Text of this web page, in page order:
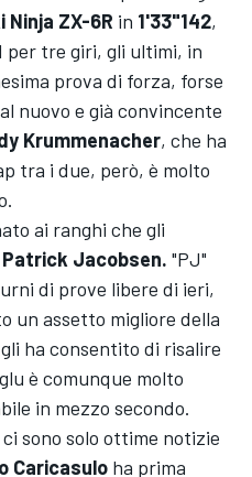
Ninja ZX-6R in 1'33"142,
tre giri, gli ultimi, in
prova di forza, forse
nuovo e già convincente
Krummenacher, che ha
tra i due, però, è molto
ai ranghi che gli
Patrick Jacobsen. "PJ"
di prove libere di ieri,
un assetto migliore della
ha consentito di risalire
è comunque molto
in mezzo secondo.
sono solo ottime notizie
Caricasulo ha prima